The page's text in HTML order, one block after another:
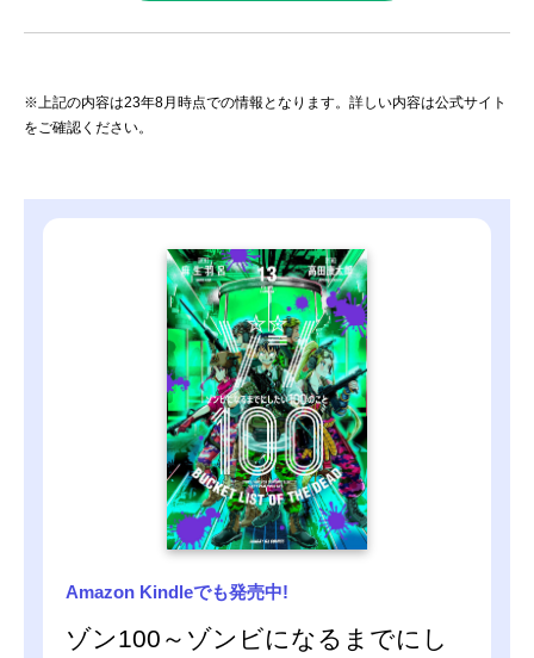
※上記の内容は23年8月時点での情報となります。詳しい内容は公式サイト
をご確認ください。
Amazon Kindleでも発売中!
ゾン100～ゾンビになるまでにし